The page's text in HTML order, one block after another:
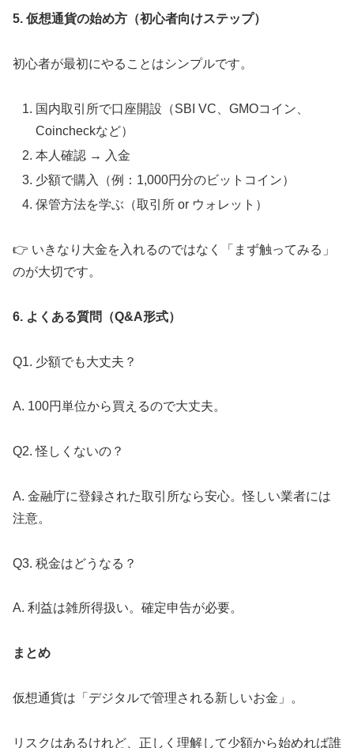
5. 仮想通貨の始め方（初心者向けステップ）
初心者が最初にやることはシンプルです。
国内取引所で口座開設（SBI VC、GMOコイン、
Coincheckなど）
本人確認 → 入金
少額で購入（例：1,000円分のビットコイン）
保管方法を学ぶ（取引所 or ウォレット）
👉 いきなり大金を入れるのではなく「まず触ってみる」
のが大切です。
6. よくある質問（Q&A形式）
Q1. 少額でも大丈夫？
A. 100円単位から買えるので大丈夫。
Q2. 怪しくないの？
A. 金融庁に登録された取引所なら安心。怪しい業者には
注意。
Q3. 税金はどうなる？
A. 利益は雑所得扱い。確定申告が必要。
まとめ
仮想通貨は「デジタルで管理される新しいお金」。
リスクはあるけれど、正しく理解して少額から始めれば誰